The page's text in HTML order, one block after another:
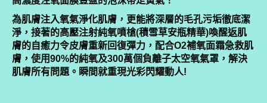
為肌膚注入氧氣淨化肌膚，更能將深層的毛孔污垢徹底潔
淨，接著的高壓注射純氧噴槍(積雪草安瓶精華)喚醒返肌
膚的自癒力令皮膚重新回復彈力，配合O2補氧面霜急救肌
膚，使用90%的純氧及300萬個負離子太空氧氣罩，解決
肌膚所有問題。瞬間就重現光彩閃耀動人!